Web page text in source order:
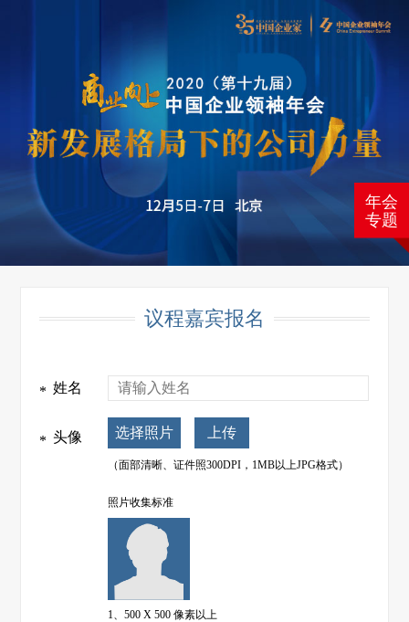
年会
专题
议程嘉宾报名
* 姓名
* 头像 选择照片
（面部清晰、证件照300DPI，1MB以上JPG格式）
照片收集标准
1、500 X 500 像素以上